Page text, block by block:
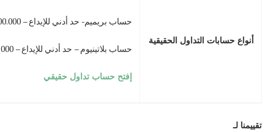
أنواع حسابات التداول الحقيقية
حساب بريميم- حد أدني للإيداع – 100.000 دولار
حساب بلاتينيوم – حد أدني للإيداع – 500.000 دولار
إفتح حساب تداول حقيقي
تقييمنا لـ